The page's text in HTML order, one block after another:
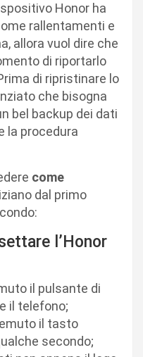
Honor ha
rallentamenti e
allora vuol dire che
di riportarlo
di ripristinare lo
che bisogna
bel backup dei dati
la procedura
come
dal primo
l’Honor
il pulsante di
il telefono;
il tasto
secondo;